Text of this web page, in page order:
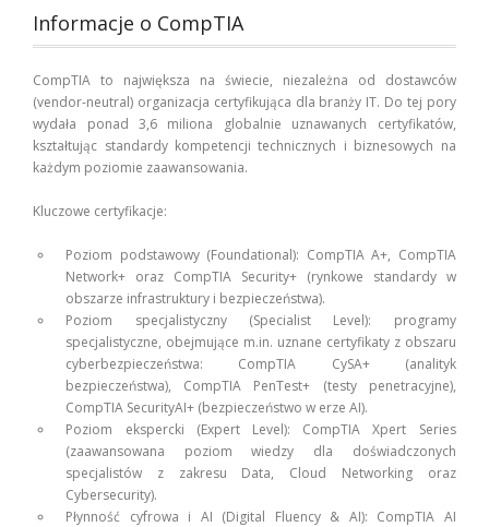
Informacje o CompTIA
CompTIA to największa na świecie, niezależna od dostawców
(vendor-neutral) organizacja certyfikująca dla branży IT. Do tej pory
wydała ponad 3,6 miliona globalnie uznawanych certyfikatów,
kształtując standardy kompetencji technicznych i biznesowych na
każdym poziomie zaawansowania.
Kluczowe certyfikacje:
Poziom podstawowy (Foundational): CompTIA A+, CompTIA
Network+ oraz CompTIA Security+ (rynkowe standardy w
obszarze infrastruktury i bezpieczeństwa).
Poziom specjalistyczny (Specialist Level): programy
specjalistyczne, obejmujące m.in. uznane certyfikaty z obszaru
cyberbezpieczeństwa: CompTIA CySA+ (analityk
bezpieczeństwa), CompTIA PenTest+ (testy penetracyjne),
CompTIA SecurityAI+ (bezpieczeństwo w erze AI).
Poziom ekspercki (Expert Level): CompTIA Xpert Series
(zaawansowana poziom wiedzy dla doświadczonych
specjalistów z zakresu Data, Cloud Networking oraz
Cybersecurity).
Płynność cyfrowa i AI (Digital Fluency & AI): CompTIA AI